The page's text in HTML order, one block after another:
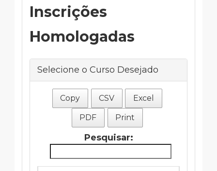
Inscrições
Homologadas
Selecione o Curso Desejado
Copy CSV Excel
PDF Print
Pesquisar: